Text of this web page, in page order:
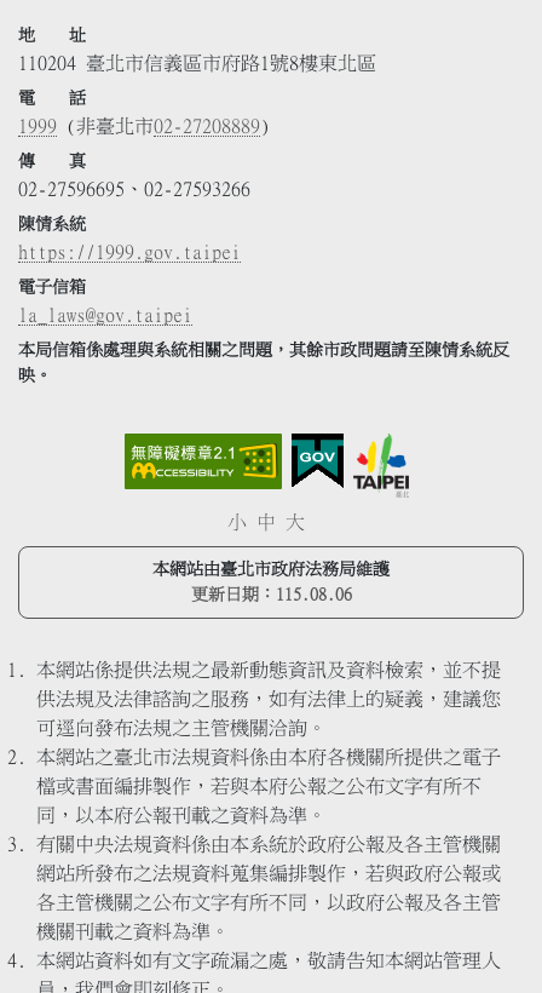
地 址
110204 臺北市信義區市府路1號8樓東北區
電 話
1999 (非臺北市02-27208889)
傳 真
02-27596695、02-27593266
陳情系統
https://1999.gov.taipei
電子信箱
la_laws@gov.taipei
本局信箱係處理與系統相關之問題，其餘市政問題請至陳情系統反
映。
小 中 大
本網站由臺北市政府法務局維護
更新日期： 115.08.06
本網站係提供法規之最新動態資訊及資料檢索，並不提
供法規及法律諮詢之服務，如有法律上的疑義，建議您
可逕向發布法規之主管機關洽詢。
本網站之臺北市法規資料係由本府各機關所提供之電子
檔或書面編排製作，若與本府公報之公布文字有所不
同，以本府公報刊載之資料為準。
有關中央法規資料係由本系統於政府公報及各主管機關
網站所發布之法規資料蒐集編排製作，若與政府公報或
各主管機關之公布文字有所不同，以政府公報及各主管
機關刊載之資料為準。
本網站資料如有文字疏漏之處，敬請告知本網站管理人
員，我們會即刻修正。